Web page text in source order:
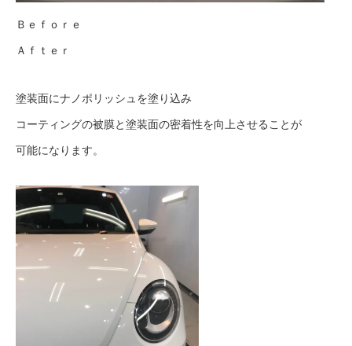
Ｂｅｆｏｒｅ
Ａｆｔｅｒ
塗装面にナノポリッシュを塗り込み
コーティングの被膜と塗装面の密着性を向上させることが
可能になります。